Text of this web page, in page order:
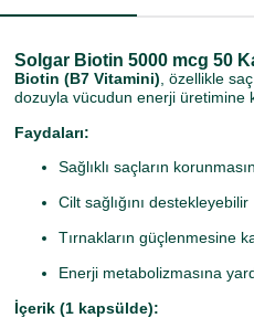
Solgar Biotin 5000 mcg 50
Biotin (B7 Vitamini) , özellikle
dozuyla vücudun enerji üretimine
Faydaları:
Sağlıklı saçların
Cilt sağlığını destekleyebilir
Tırnakların güçlenmesine
Enerji metabolizmasına
İçerik (1 kapsülde):